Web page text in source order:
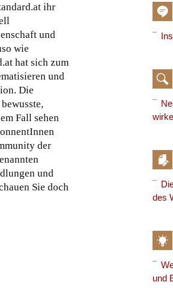
ihr
und
wie
hat sich zum
und
Die
Fall sehen
der
und
Sie doch
des
und